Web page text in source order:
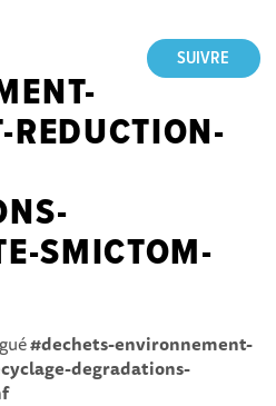
SUIVRE
REDUCTION-
SMICTOM-
#dechets-environnement-
degradations-